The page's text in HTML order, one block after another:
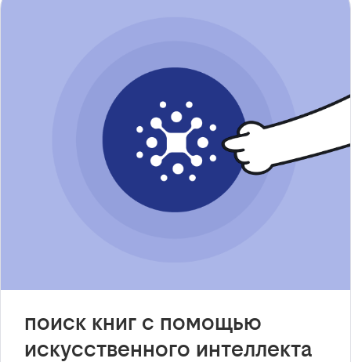
поиск книг с помощью
искусственного интеллекта